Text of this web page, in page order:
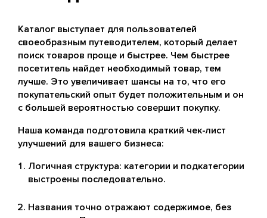
Каталог выступает для пользователей
своеобразным путеводителем, который делает
поиск товаров проще и быстрее. Чем быстрее
посетитель найдет необходимый товар, тем
лучше. Это увеличивает шансы на то, что его
покупательский опыт будет положительным и он
с большей вероятностью совершит покупку.
Наша команда подготовила краткий чек-лист
улучшений для вашего бизнеса:
Логичная структура: категории и подкатегории
выстроены последовательно.
Названия точно отражают содержимое, без